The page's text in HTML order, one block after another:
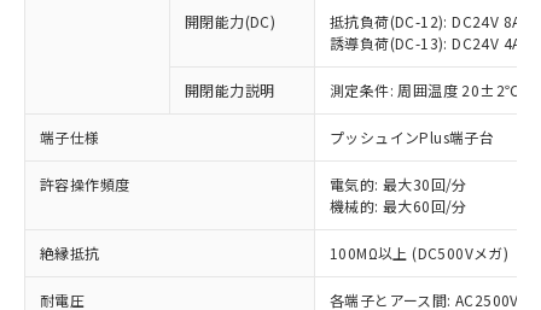
開閉能力(DC)
抵抗負荷(DC-12): DC24V 8A/
誘導負荷(DC-13): DC24V 4A/
開閉能力説明 測定条件: 周囲温度 20±2℃、
端子仕様 プッシュインPlus端子台
許容操作頻度
電気的: 最大30回/分
機械的: 最大60回/分
絶縁抵抗 100MΩ以上 (DC500Vメガ)
耐電圧
各端子とアース間: AC2500V
以下の条件をお読みいただき、同意のうえ
ご利用ください。
本サービスは、当社制御機器事業取扱
商品の当社在庫状況および標準価格
(税抜)を提供させていただくもので
当社制御機器事業取扱商品の中には、
対応予定：EU RoHS指令（10物質）の非含
有に対応した製品に切り替える予定のある
対応予定なし：EU RoHS指令（10物質）の
非含有に非対応の商品で、対応品を出す予
定はありません。
非含有の対応状況を調査中または確認中の
非該当品：ライセンス料など無形物で、有
害物質有無と関係のない商品です。
仕入先様の事情により、非含有部品として
※1 中国RoHS○×表
「○」：最大均質材料含有率が中国RoHSの
基準値以下であることを示します。
「×」：最大均質材料含有率が中国RoHSの